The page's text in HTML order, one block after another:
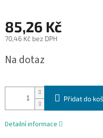
85,26 Kč
70,46 Kč bez DPH
cena:
Na dotaz
Přidat do
Detailní informace